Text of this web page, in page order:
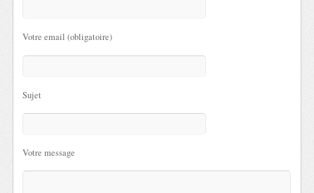
Votre email (obligatoire)
Sujet
Votre message